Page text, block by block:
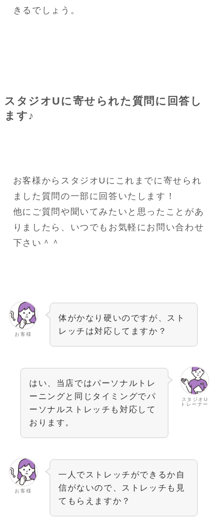
きるでしょう。
スタジオUに寄せられた質問に回答し
ます♪
お客様からスタジオUにこれまでに寄せられ
ました質問の一部に回答いたします！
他にご質問や聞いてみたいと思ったことがあ
りましたら、いつでもお気軽にお問い合わせ
下さい＾＾
お客様
体がかなり硬いのですが、スト
レッチは対応してますか？
スタジオU
トレーナー
はい、当店ではパーソナルトレ
ーニングと同じタイミングでパ
ーソナルストレッチも対応して
おります。
お客様
一人でストレッチができるか自
信がないので、ストレッチも見
てもらえますか？